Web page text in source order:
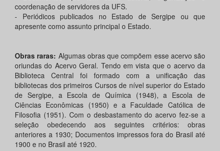
coordenação de servidores da UFS.
- Periódicos publicados no Estado de Sergipe ou que
apresente como assunto principal o Estado.
Obras raras: Algumas obras que compõem esse acervo são
oriundas do Acervo Geral. Tendo em vista que o acervo da
Biblioteca Central foi formado com a unificação das
bibliotecas dos primeiros Cursos de nível superior do Estado
de Sergipe, a Escola de Química (1948), a Escola de
Ciências Econômicas (1950) e a Faculdade Católica de
Filosofia (1951). Com o desbastamento do acervo fez-se a
seleção obedecendo aos seguintes critérios: obras
anteriores a 1930; Documentos impressos fora do Brasil até
1900 e no Brasil até 1920.